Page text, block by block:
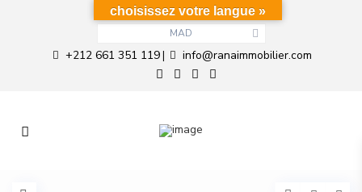
MAD
+212 661 351 119| info@ranaimmobilier.com
choisissez votre langue »